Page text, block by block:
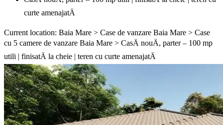
curte amenajatÄ
Current location: Baia Mare > Case de vanzare Baia Mare > Case
cu 5 camere de vanzare Baia Mare > CasÄ nouÄ, parter – 100 mp
utili | finisatÄ la cheie | teren cu curte amenajatÄ